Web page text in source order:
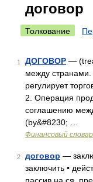
договор
Толкование
1 ДОГОВОР —
между странами.
регулирует
2. Операция
соглашению
(by&#8230; …
Финансовый
2 договор —
заключить •